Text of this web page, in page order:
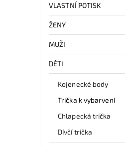
VLASTNÍ POTISK
ŽENY
MUŽI
DĚTI
Kojenecké body
Trička k vybarvení
Chlapecká trička
Dívčí trička